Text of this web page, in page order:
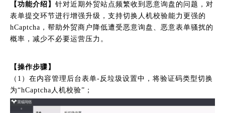
【功能介绍】 针对近期外贸站点频繁收到恶意询盘的问题，对
表单提交环节进行增强升级，支持切换人机校验能力更强的
hCaptcha，帮助外贸商户降低遭受恶意询盘、恶意表单骚扰的
概率，减少不必要运营压力。
【操作步骤】
（1）在内容管理后台表单-反垃圾设置中，将验证码类型切换
为“hCaptcha人机校验”；